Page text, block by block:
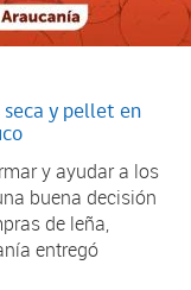
y pellet en
y ayudar a los
buena decisión
de leña,
entregó